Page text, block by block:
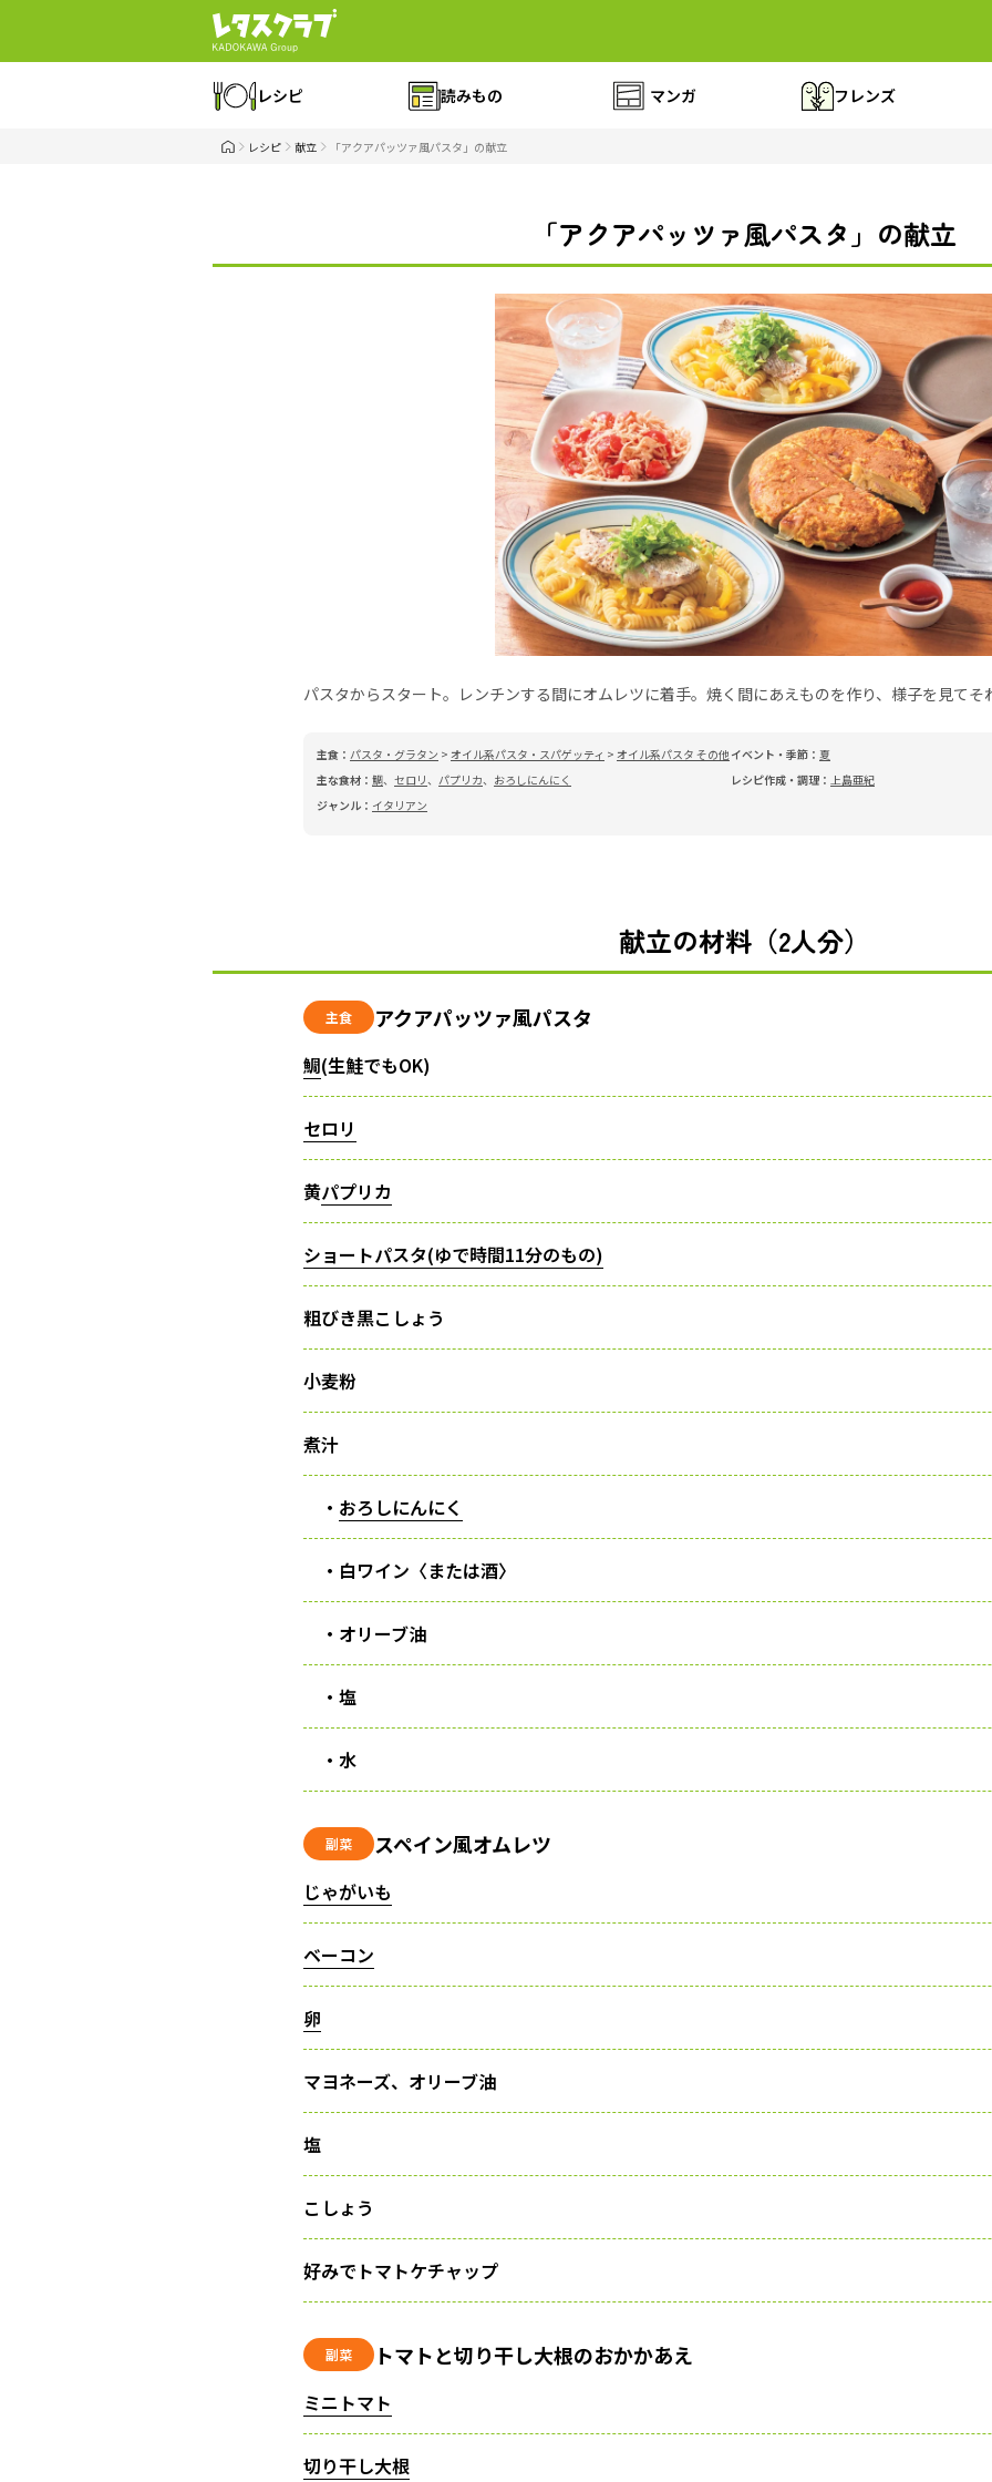
レシピ 読みもの マンガ フレンズ
レシピ 献立 「アクアパッツァ風パスタ」の献立
「アクアパッツァ風パスタ」の献立
パスタからスタート。レンチンする間にオムレツに着手。焼く間にあえものを作り、様子を見てそ
主食： パスタ・グラタン > オイル系パスタ・スパゲッティ > オイル系パスタ その他
主な食材： 鯛、 セロリ、 パプリカ、 おろしにんにく
ジャンル： イタリアン
イベント・季節： 夏
レシピ作成・調理： 上島亜紀
献立の材料（2人分）
主食 アクアパッツァ風パスタ
鯛(生鮭でもOK)
セロリ
黄パプリカ
ショートパスタ(ゆで時間11分のもの)
粗びき黒こしょう
小麦粉
煮汁
・ おろしにんにく
・白ワイン〈または酒〉
・オリーブ油
・塩
・水
副菜 スペイン風オムレツ
じゃがいも
ベーコン
卵
マヨネーズ、オリーブ油
塩
こしょう
好みでトマトケチャップ
副菜 トマトと切り干し大根のおかかあえ
ミニトマト
切り干し大根